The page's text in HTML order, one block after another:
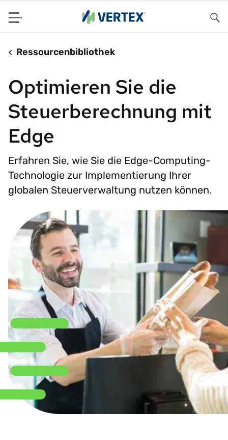
Menu
Ressourcenbibliothek
Optimieren Sie die
Steuerberechnung mit
Edge
Erfahren Sie, wie Sie die Edge-Computing-
Technologie zur Implementierung Ihrer
globalen Steuerverwaltung nutzen können.